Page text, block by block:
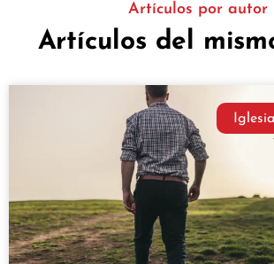
Artículos por autor
Artículos del